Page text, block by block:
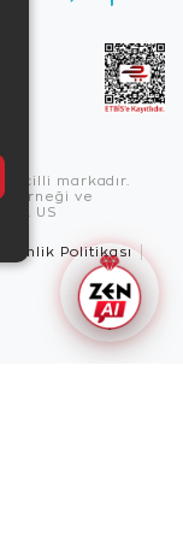
markadır.
Derneği ve
US
Politikası